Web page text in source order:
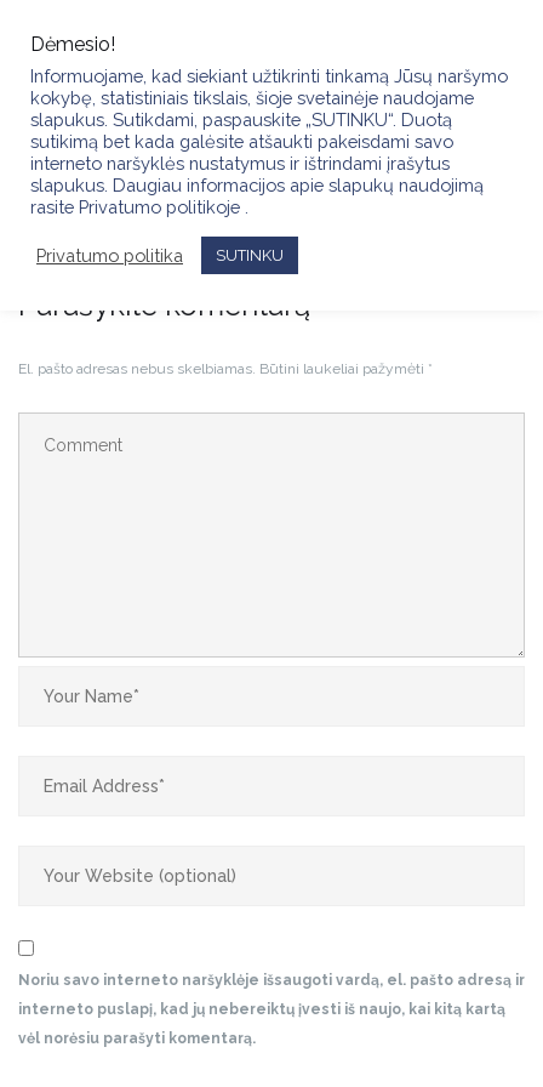
content
FB_IMG_1774542663546
Parašykite komentarą
El. pašto adresas nebus skelbiamas. Būtini laukeliai pažymėti *
Noriu savo interneto naršyklėje išsaugoti vardą, el. pašto adresą ir
interneto puslapį, kad jų nebereiktų įvesti iš naujo, kai kitą kartą
vėl norėsiu parašyti komentarą.
Dėmesio!
Informuojame, kad siekiant užtikrinti tinkamą Jūsų naršymo
kokybę, statistiniais tikslais, šioje svetainėje naudojame
slapukus. Sutikdami, paspauskite „SUTINKU“. Duotą
sutikimą bet kada galėsite atšaukti pakeisdami savo
interneto naršyklės nustatymus ir ištrindami įrašytus
slapukus. Daugiau informacijos apie slapukų naudojimą
rasite Privatumo politikoje .
Privatumo politika SUTINKU